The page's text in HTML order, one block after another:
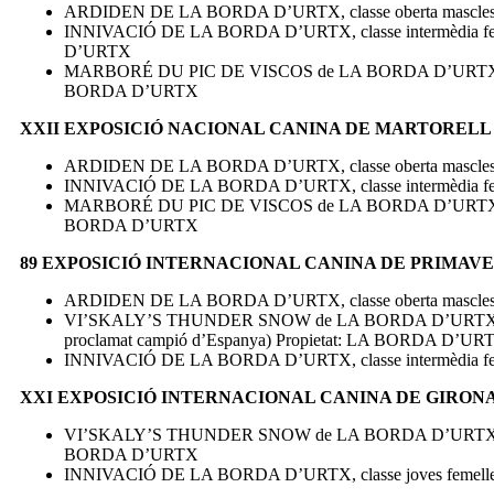
ARDIDEN DE LA BORDA D’URTX, classe oberta
INNIVACIÓ DE LA BORDA D’URTX, classe intermèdia
D’URTX
MARBORÉ DU PIC DE VISCOS de LA BORDA
BORDA D’URTX
XXII EXPOSICIÓ NACIONAL CANINA DE MARTORELL
ARDIDEN DE LA BORDA D’URTX, classe oberta
INNIVACIÓ DE LA BORDA D’URTX, classe intermèdia
MARBORÉ DU PIC DE VISCOS de LA BORDA
BORDA D’URTX
89 EXPOSICIÓ INTERNACIONAL CANINA DE
ARDIDEN DE LA BORDA D’URTX, classe oberta
VI’SKALY’S THUNDER SNOW de LA BORDA D’URTX,
proclamat campió d’Espanya) Propietat: LA BORDA
INNIVACIÓ DE LA BORDA D’URTX, classe intermèdia
XXI EXPOSICIÓ INTERNACIONAL CANINA DE GIRONA
VI’SKALY’S THUNDER SNOW de LA BORDA
BORDA D’URTX
INNIVACIÓ DE LA BORDA D’URTX, classe joves